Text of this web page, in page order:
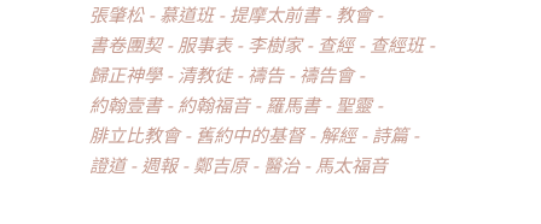
張肇松
慕道班 提摩太前書
教會
書卷團契
服事表 李樹家 查經
查經班
歸正神學
清教徒 禱告
禱告會
約翰壹書
約翰福音 羅馬書
聖靈
腓立比教會
舊約中的基督 解經
詩篇
證道
週報 鄭吉原 醫治 馬太福音